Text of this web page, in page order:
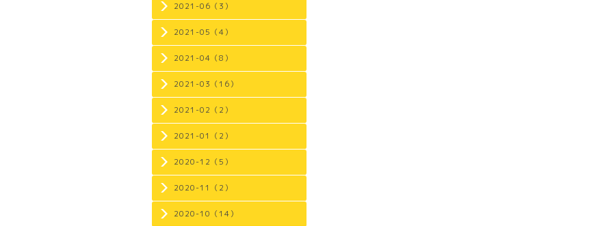
2021-06（3）
2021-05（4）
2021-04（8）
2021-03（16）
2021-02（2）
2021-01（2）
2020-12（5）
2020-11（2）
2020-10（14）